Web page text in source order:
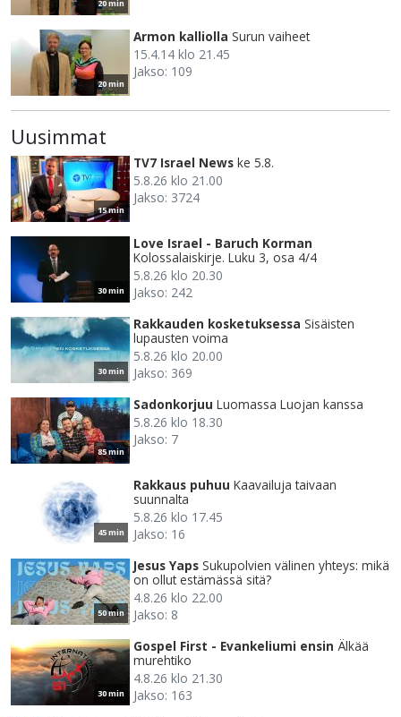
20 min
20 min
Armon kalliolla Surun vaiheet
15.4.14 klo 21.45
Jakso: 109
Uusimmat
15 min
TV7 Israel News ke 5.8.
5.8.26 klo 21.00
Jakso: 3724
30 min
Love Israel - Baruch Korman
Kolossalaiskirje. Luku 3, osa 4/4
5.8.26 klo 20.30
Jakso: 242
30 min
Rakkauden kosketuksessa Sisäisten
lupausten voima
5.8.26 klo 20.00
Jakso: 369
85 min
Sadonkorjuu Luomassa Luojan kanssa
5.8.26 klo 18.30
Jakso: 7
45 min
Rakkaus puhuu Kaavailuja taivaan
suunnalta
5.8.26 klo 17.45
Jakso: 16
50 min
Jesus Yaps Sukupolvien välinen yhteys: mikä
on ollut estämässä sitä?
4.8.26 klo 22.00
Jakso: 8
30 min
Gospel First - Evankeliumi ensin Älkää
murehtiko
4.8.26 klo 21.30
Jakso: 163